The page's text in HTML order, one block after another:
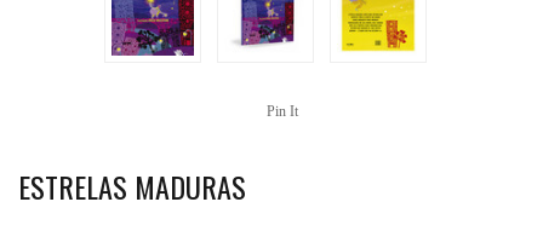
Pin It
ESTRELAS MADURAS